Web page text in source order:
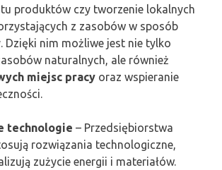
produktów czy tworzenie lokalnych
z zasobów w sposób
Dzięki nim możliwe jest nie tylko
naturalnych, ale również
miejsc pracy oraz wspieranie
technologie – Przedsiębiorstwa
rozwiązania technologiczne,
zużycie energii i materiałów.